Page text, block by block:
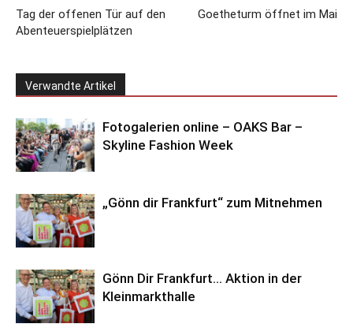
Tag der offenen Tür auf den
Abenteuerspielplätzen
Goetheturm öffnet im Mai
Verwandte Artikel
Fotogalerien online – OAKS Bar –
Skyline Fashion Week
„Gönn dir Frankfurt“ zum Mitnehmen
Gönn Dir Frankfurt… Aktion in der
Kleinmarkthalle